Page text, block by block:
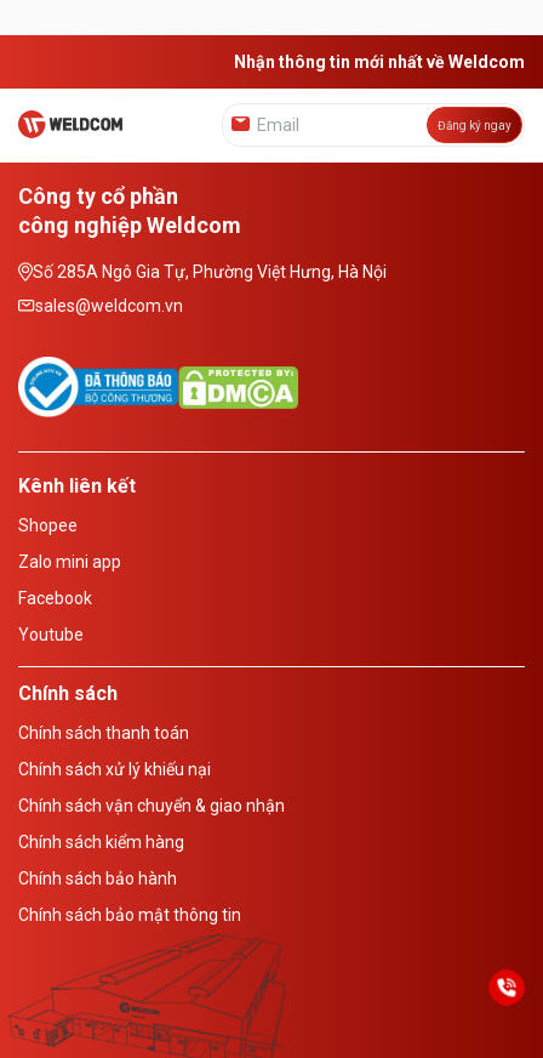
Nhận thông tin mới nhất về Weldcom
Đăng ký ngay
Công ty cổ phần
công nghiệp Weldcom
Số 285A Ngô Gia Tự, Phường Việt Hưng, Hà Nội
sales@weldcom.vn
Kênh liên kết
Shopee
Zalo mini app
Facebook
Youtube
Chính sách
Chính sách thanh toán
Chính sách xử lý khiếu nại
Chính sách vận chuyển & giao nhận
Chính sách kiểm hàng
Chính sách bảo hành
Chính sách bảo mật thông tin